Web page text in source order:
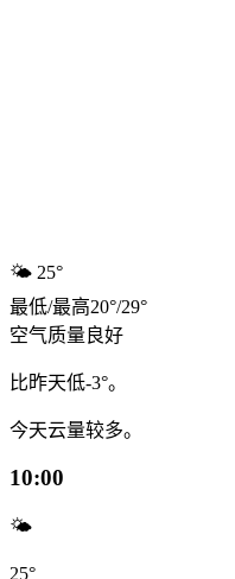
🌤️ 25°
最低/最高20°/29°
空气质量 良好
比昨天低-3°。
今天云量较多。
10:00
🌤️
25°